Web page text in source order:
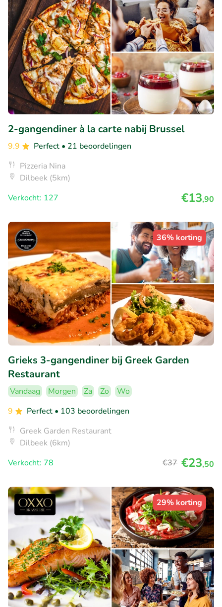
2-gangendiner à la carte nabij Brussel
9.9 Perfect • 21 beoordelingen
Pizzeria Nina
Dilbeek (5km)
Verkocht: 127
€13,90
36% korting
Grieks 3-gangendiner bij Greek Garden
Restaurant
Vandaag Morgen Za Zo
Wo
9
Perfect • 103 beoordelingen
Greek Garden Restaurant
Dilbeek (6km)
Verkocht: 78
€37 €23,50
29% korting